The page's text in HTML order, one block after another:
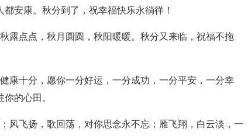
安康。秋分到了，祝幸福快乐永徜徉！
露点点，秋月圆圆，秋阳暖暖。秋分又来临，祝福不拖
康十分，愿你一分好运，一分成功，一分平安，一分幸
的心田。
风飞扬，歌回荡，对你思念永不忘；雁飞翔，白云淡，一